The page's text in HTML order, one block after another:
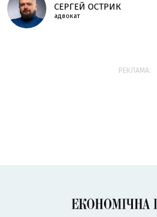
СЕРГЕЙ ОСТРИК
адвокат
РЕКЛАМА: